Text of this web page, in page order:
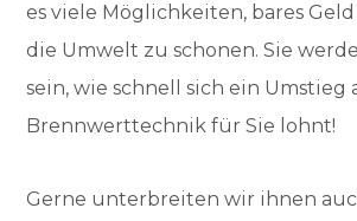
es viele Möglichkeiten, bares
die Umwelt zu schonen. Sie
sein, wie schnell sich ein Umstieg
Brennwerttechnik für Sie lohnt!
Gerne unterbreiten wir ihnen